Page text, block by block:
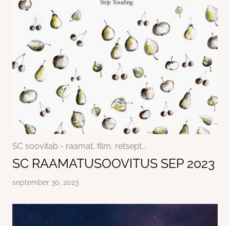
SC soovitab - raamat, film, retsept...
SC RAAMATUSOOVITUS SEP 2023
september 30, 2023